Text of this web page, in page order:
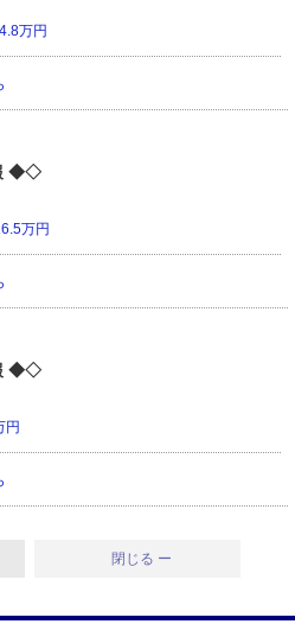
万円
◆◇
万円
◆◇
円
閉じる ー